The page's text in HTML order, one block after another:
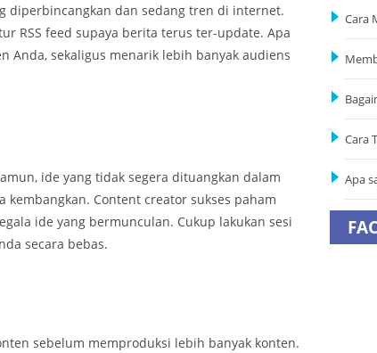
diperbincangkan dan sedang tren di internet.
RSS feed supaya berita terus ter-update. Apa
Anda, sekaligus menarik lebih banyak audiens
ide yang tidak segera dituangkan dalam
Content creator sukses paham
ide yang bermunculan. Cukup lakukan sesi
secara bebas.
sebelum memproduksi lebih banyak konten.
Cara
Cara
Apa